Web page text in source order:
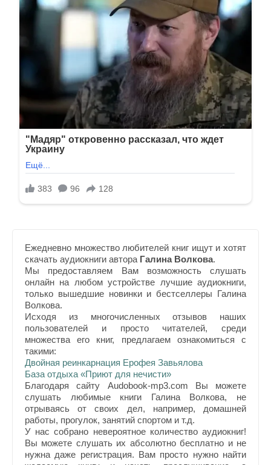
Ежедневно множество любителей книг ищут и хотят
скачать аудиокниги автора Галина Волкова.
Мы предоставляем Вам возможность слушать
онлайн на любом устройстве лучшие аудиокниги,
только вышедшие новинки и бестселлеры Галина
Волкова.
Исходя из многочисленных отзывов наших
пользователей и просто читателей, среди
множества его книг, предлагаем ознакомиться с
такими:
Двойная реинкарнация Ерофея Завьялова
База отдыха «Приют для нечисти»
Благодаря сайту Audobook-mp3.com Вы можете
слушать любимые книги Галина Волкова, не
отрываясь от своих дел, например, домашней
работы, прогулок, занятий спортом и т.д.
У нас собрано невероятное количество аудиокниг!
Вы можете слушать их абсолютно бесплатно и не
нужна даже регистрация. Вам просто нужно найти